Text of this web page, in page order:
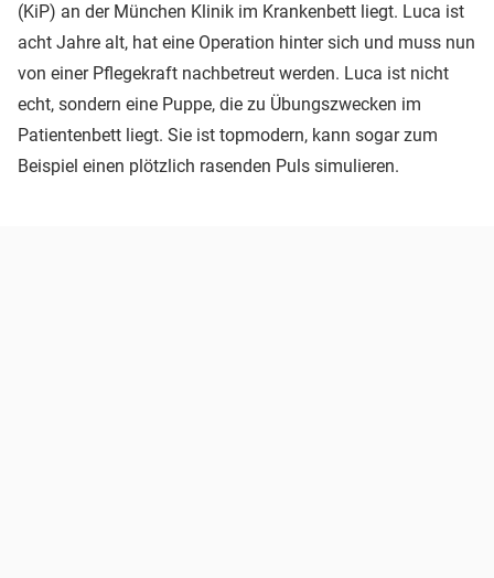
(KiP) an der München Klinik im Krankenbett liegt. Luca ist
acht Jahre alt, hat eine Operation hinter sich und muss nun
von einer Pflegekraft nachbetreut werden. Luca ist nicht
echt, sondern eine Puppe, die zu Übungszwecken im
Patientenbett liegt. Sie ist topmodern, kann sogar zum
Beispiel einen plötzlich rasenden Puls simulieren.